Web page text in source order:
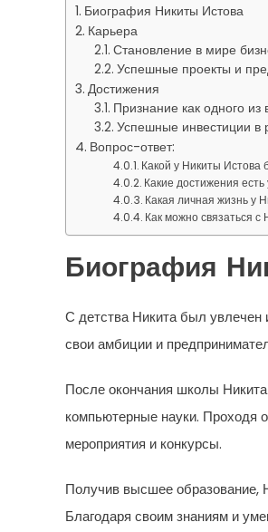
Биография Никиты Истова
Карьера
Становление в мире
Успешные проекты и
Достижения
Признание как одного
Успешные инвестиции в
Вопрос-ответ:
Какой у Никиты Истова
Какие достижения
Какая личная жизнь у
Как можно связаться
Биография
С детства Никита был
свои амбиции и
После окончания школы Никита
компьютерные науки. Проходя
мероприятия и конкурсы.
Получив высшее образование,
Благодаря своим знаниям и